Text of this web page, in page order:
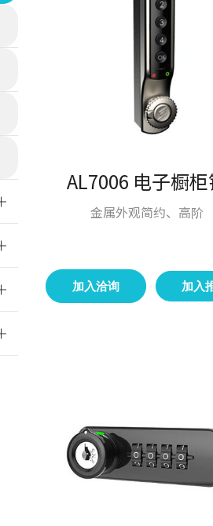
AL7006 电子橱
金属外观简约、高阶
加入洽询 加入